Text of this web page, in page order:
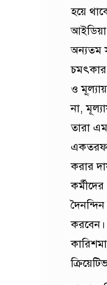
হয়ে
অন্যতম
চমৎকার
ও
না,
তারা
একতরফা
করার
করবেন।